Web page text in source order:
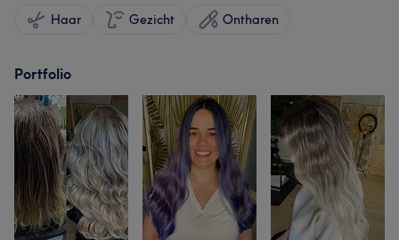
Haar Gezicht Ontharen
Portfolio